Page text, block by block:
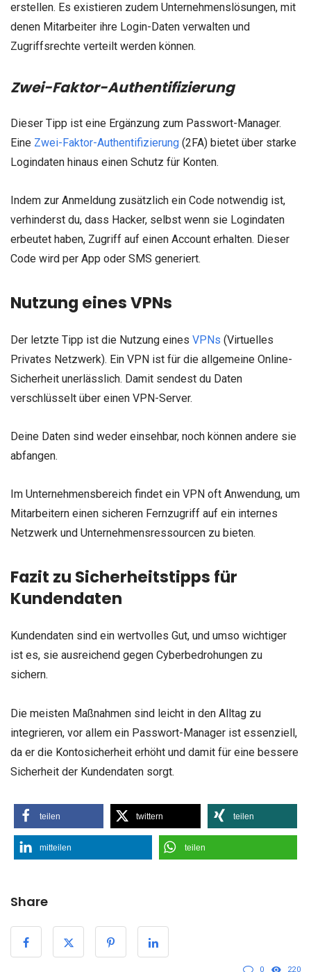
erstellen. Es existieren zudem Unternehmenslösungen, mit
denen Mitarbeiter ihre Login-Daten verwalten und
Zugriffsrechte verteilt werden können.
Zwei-Faktor-Authentifizierung
Dieser Tipp ist eine Ergänzung zum Passwort-Manager.
Eine Zwei-Faktor-Authentifizierung (2FA) bietet über starke
Logindaten hinaus einen Schutz für Konten.
Indem zur Anmeldung zusätzlich ein Code notwendig ist,
verhinderst du, dass Hacker, selbst wenn sie Logindaten
erbeutet haben, Zugriff auf einen Account erhalten. Dieser
Code wird per App oder SMS generiert.
Nutzung eines VPNs
Der letzte Tipp ist die Nutzung eines VPNs (Virtuelles
Privates Netzwerk). Ein VPN ist für die allgemeine Online-
Sicherheit unerlässlich. Damit sendest du Daten
verschlüsselt über einen VPN-Server.
Deine Daten sind weder einsehbar, noch können andere sie
abfangen.
Im Unternehmensbereich findet ein VPN oft Anwendung, um
Mitarbeitern einen sicheren Fernzugriff auf ein internes
Netzwerk und Unternehmensressourcen zu bieten.
Fazit zu Sicherheitstipps für
Kundendaten
Kundendaten sind ein wertvolles Gut, und umso wichtiger
ist es, sie ausreichend gegen Cyberbedrohungen zu
sichern.
Die meisten Maßnahmen sind leicht in den Alltag zu
integrieren, vor allem ein Passwort-Manager ist essenziell,
da er die Kontosicherheit erhöht und damit für eine bessere
Sicherheit der Kundendaten sorgt.
teilen twittern teilen
mitteilen teilen
Share
0 220